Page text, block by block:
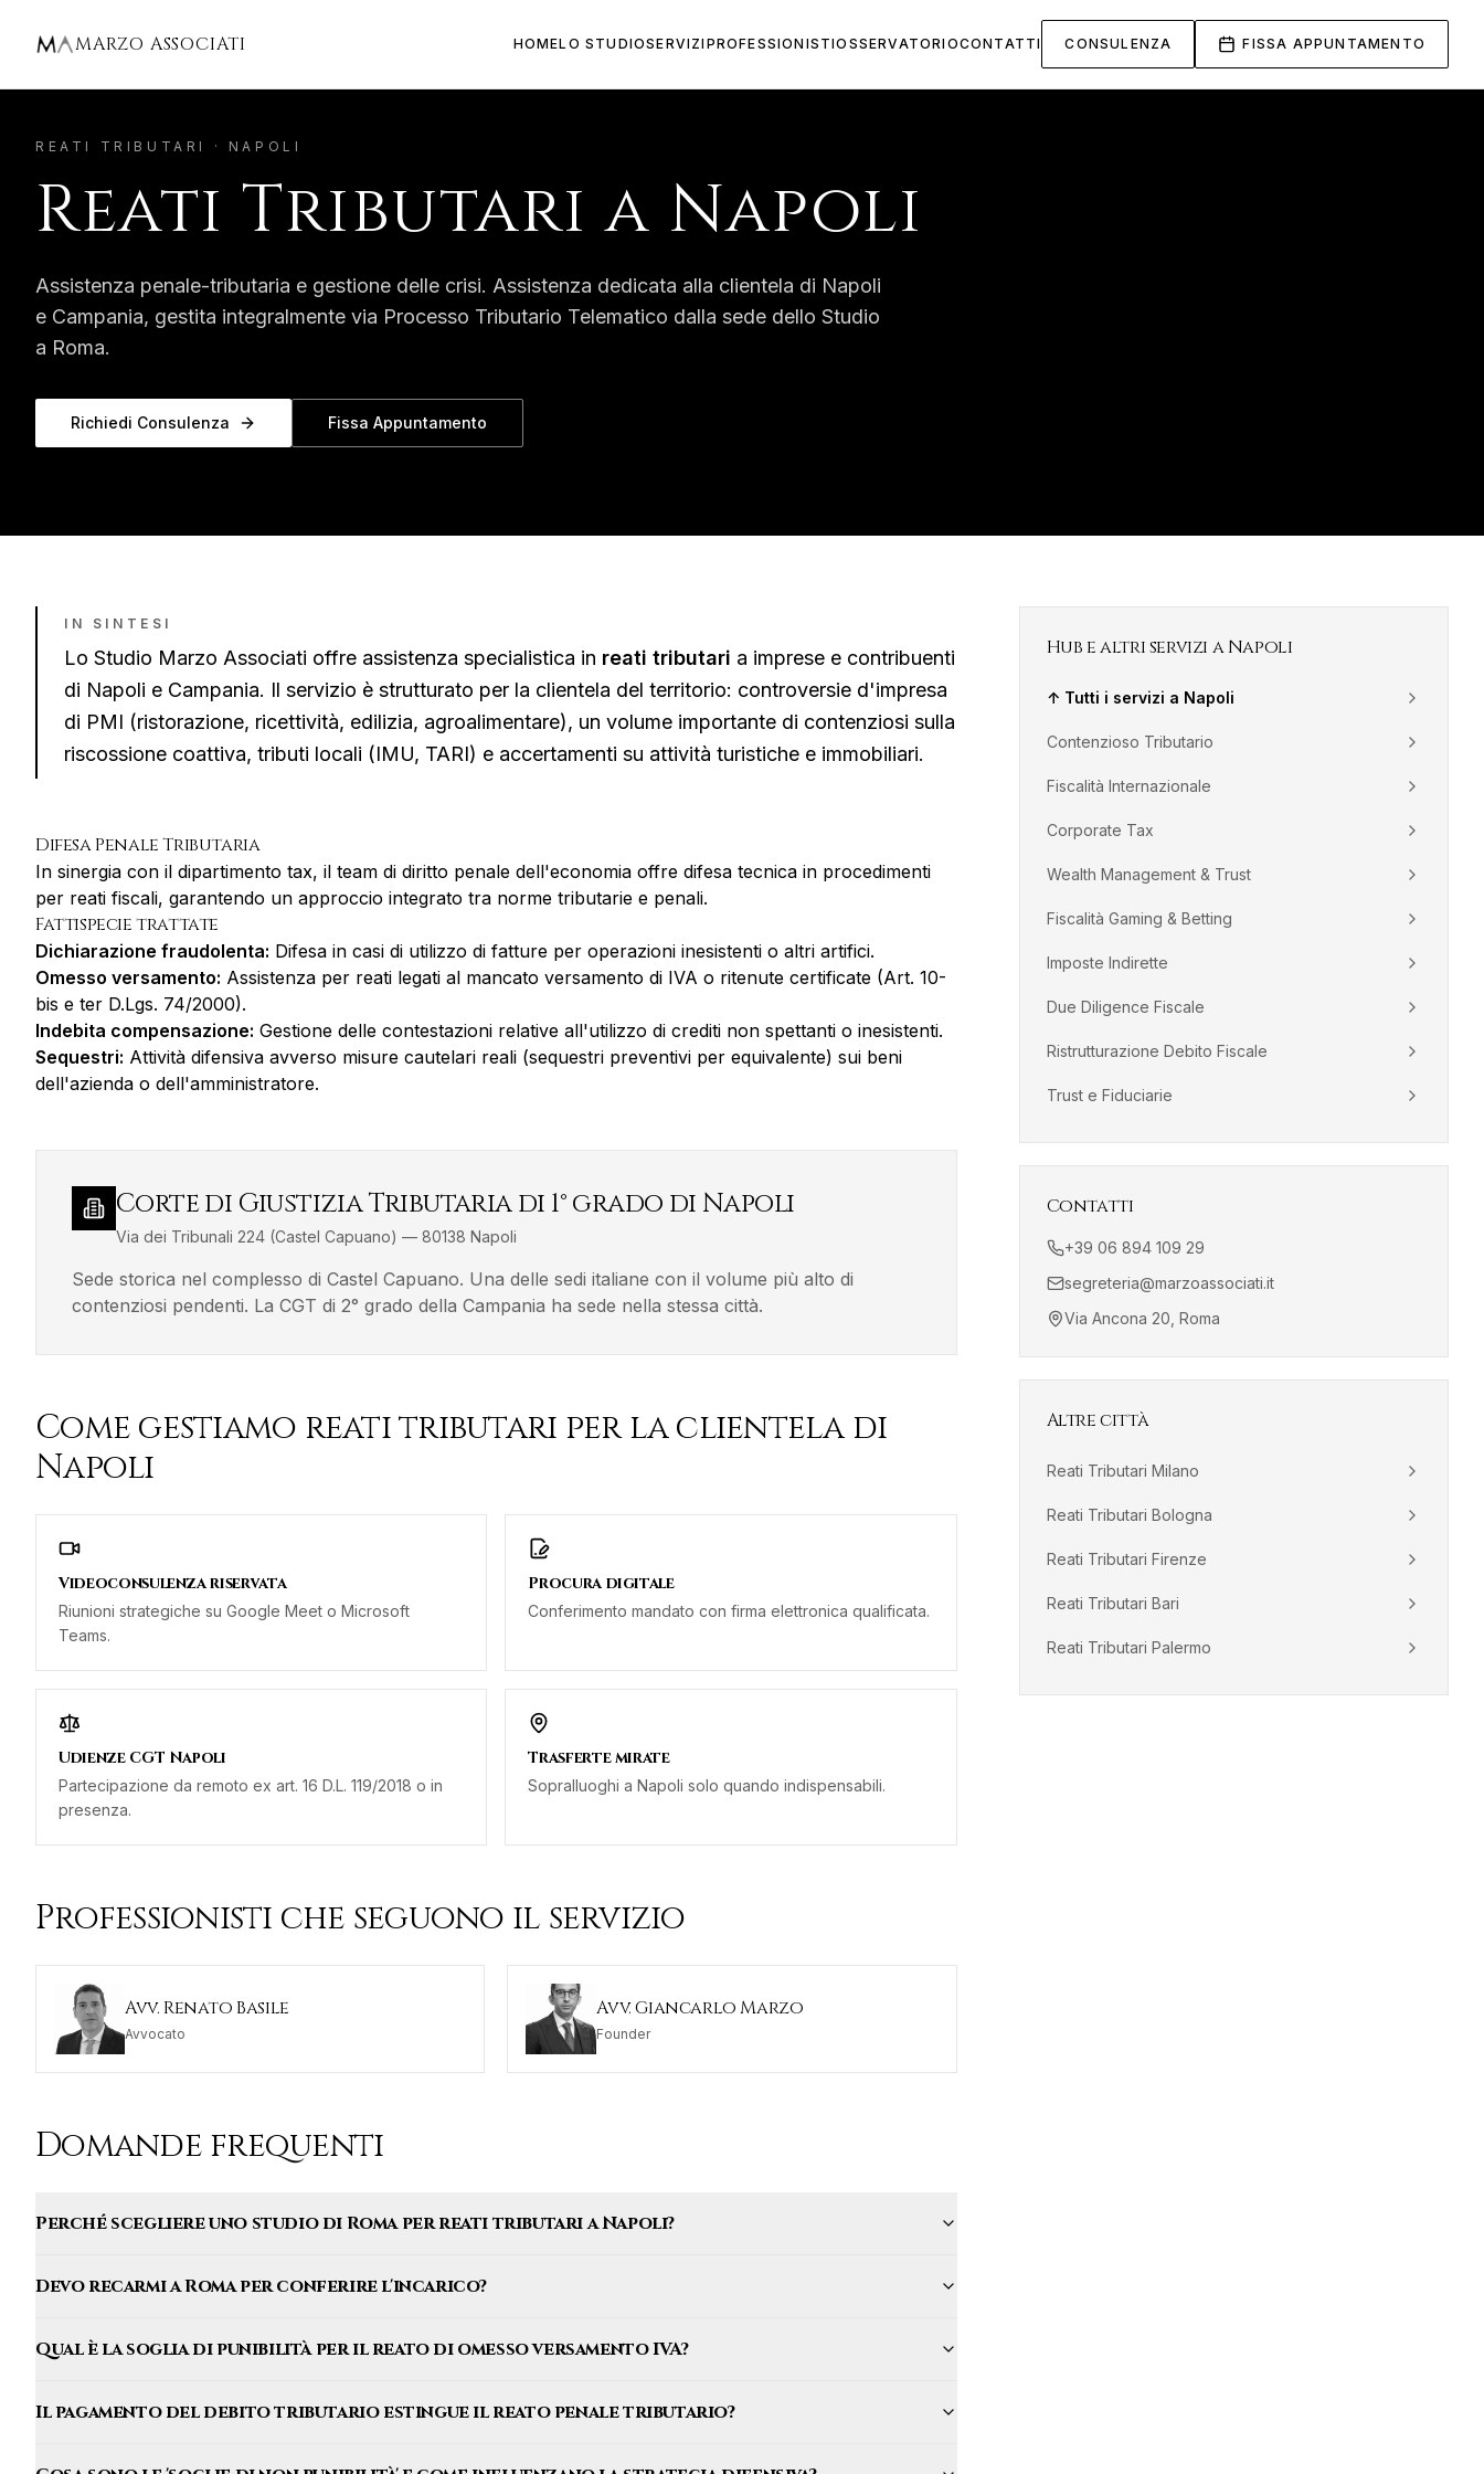
MARZO ASSOCIATI HOMELO STUDIOSERVIZI PROFESSIONISTIOSSERVATORIOCONTATTI CONSULENZA FISSA APPUNTAMENTO
REATI TRIBUTARI · NAPOLI
Reati Tributari a Napoli
Assistenza penale-tributaria e gestione delle crisi. Assistenza dedicata alla clientela di Napoli
e Campania, gestita integralmente via Processo Tributario Telematico dalla sede dello Studio
a Roma.
Richiedi Consulenza Fissa Appuntamento
IN SINTESI
Lo Studio Marzo Associati offre assistenza specialistica in reati tributari a imprese e contribuenti
di Napoli e Campania. Il servizio è strutturato per la clientela del territorio: controversie d'impresa
di PMI (ristorazione, ricettività, edilizia, agroalimentare), un volume importante di contenziosi sulla
riscossione coattiva, tributi locali (IMU, TARI) e accertamenti su attività turistiche e immobiliari.
Difesa Penale Tributaria
In sinergia con il dipartimento tax, il team di diritto penale dell'economia offre difesa tecnica in procedimenti
per reati fiscali, garantendo un approccio integrato tra norme tributarie e penali.
Fattispecie trattate
Dichiarazione fraudolenta: Difesa in casi di utilizzo di fatture per operazioni inesistenti o altri artifici.
Omesso versamento: Assistenza per reati legati al mancato versamento di IVA o ritenute certificate (Art. 10-
bis e ter D.Lgs. 74/2000).
Indebita compensazione: Gestione delle contestazioni relative all'utilizzo di crediti non spettanti o inesistenti.
Sequestri: Attività difensiva avverso misure cautelari reali (sequestri preventivi per equivalente) sui beni
dell'azienda o dell'amministratore.
Corte di Giustizia Tributaria di 1° grado di Napoli
Via dei Tribunali 224 (Castel Capuano) — 80138 Napoli
Sede storica nel complesso di Castel Capuano. Una delle sedi italiane con il volume più alto di
contenziosi pendenti. La CGT di 2° grado della Campania ha sede nella stessa città.
Come gestiamo reati tributari per la clientela di
Napoli
Videoconsulenza riservata
Riunioni strategiche su Google Meet o Microsoft
Teams.
Procura digitale
Conferimento mandato con firma elettronica qualificata.
Udienze CGT Napoli
Partecipazione da remoto ex art. 16 D.L. 119/2018 o in
presenza.
Trasferte mirate
Sopralluoghi a Napoli solo quando indispensabili.
Professionisti che seguono il servizio
Avv. Renato Basile
Avvocato
Avv. Giancarlo Marzo
Founder
Domande frequenti
Perché scegliere uno studio di Roma per reati tributari a Napoli?
Devo recarmi a Roma per conferire l'incarico?
Qual è la soglia di punibilità per il reato di omesso versamento IVA?
Il pagamento del debito tributario estingue il reato penale tributario?
Hub e altri servizi aNapoli
↑ Tutti i servizi a Napoli
Contenzioso Tributario
Fiscalità Internazionale
Corporate Tax
Wealth Management & Trust
Fiscalità Gaming & Betting
Imposte Indirette
Due Diligence Fiscale
Ristrutturazione Debito Fiscale
Trust e Fiduciarie
Contatti
+39 06 894 109 29
segreteria@marzoassociati.it
Via Ancona 20, Roma
Altre città
Reati Tributari Milano
Reati Tributari Bologna
Reati Tributari Firenze
Reati Tributari Bari
Reati Tributari Palermo